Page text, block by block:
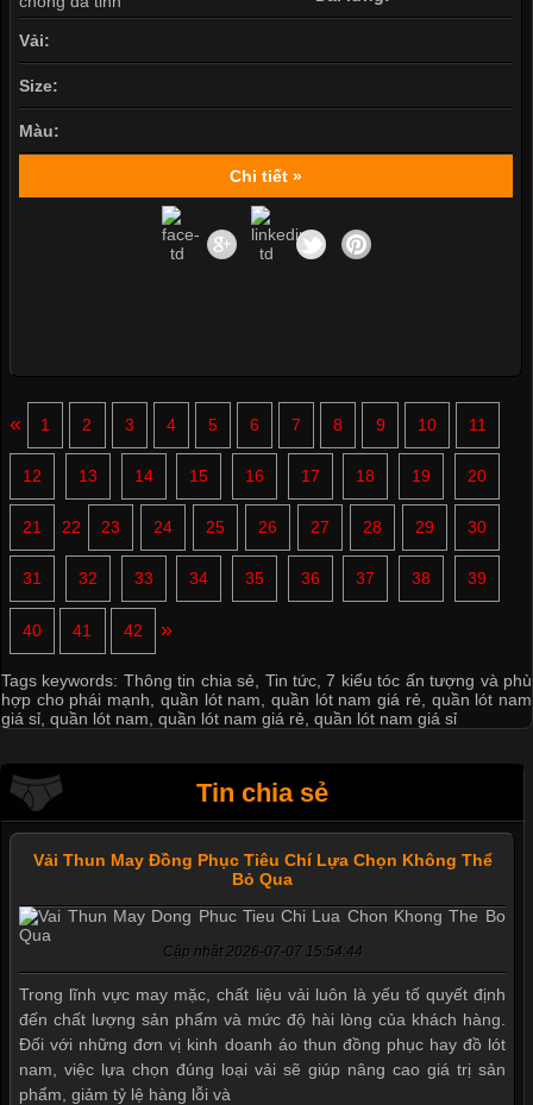
Vải:
Size:
Màu:
Chi tiết »
« 1 2 3 4 5 6 7 8 9 10 11
12 13 14 15 16 17 18 19 20
21 22 23 24 25 26 27 28 29 30
31 32 33 34 35 36 37 38 39
40 41 42 »
Tags keywords: Thông tin chia sẻ Tin tức ,7 kiểu tóc ấn tượng và phù
hợp cho phái mạnh
quần lót nam ,quần lót nam giá rẻ
quần lót nam
giá sỉ quần lót nam quần lót nam giá rẻ quần lót nam giá sỉ
Tin chia sẻ
Vải Thun May Đồng Phục Tiêu Chí Lựa Chọn Không Thể
Bỏ Qua
Cập nhật 2026-07-07 15:54:44
Trong lĩnh vực may mặc, chất liệu vải luôn là yếu tố quyết định
đến chất lượng sản phẩm và mức độ hài lòng của khách hàng.
Đối với những đơn vị kinh doanh áo thun đồng phục hay đồ lót
nam, việc lựa chọn đúng loại vải sẽ giúp nâng cao giá trị sản
phẩm, giảm tỷ lệ hàng lỗi và